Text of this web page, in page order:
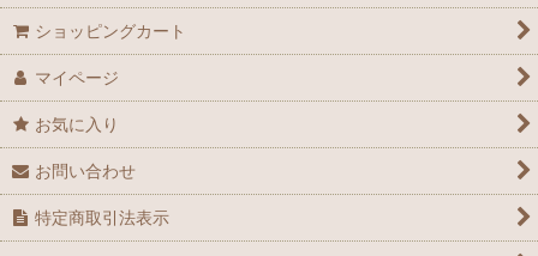
ショッピングカート
マイページ
お気に入り
お問い合わせ
特定商取引法表示